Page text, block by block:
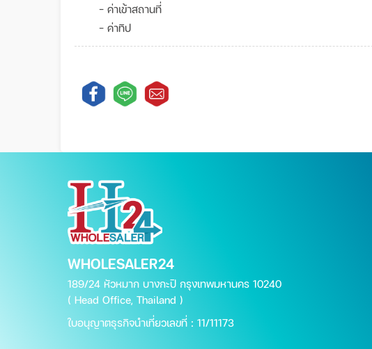
- ค่าเข้าสถานที่
- ค่าทิป
WHOLESALER24
189/24 หัวหมาก บางกะปิ กรุงเทพมหานคร 10240
( Head Office, Thailand )
ใบอนุญาตธุรกิจนำเที่ยวเลขที่ : 11/11173